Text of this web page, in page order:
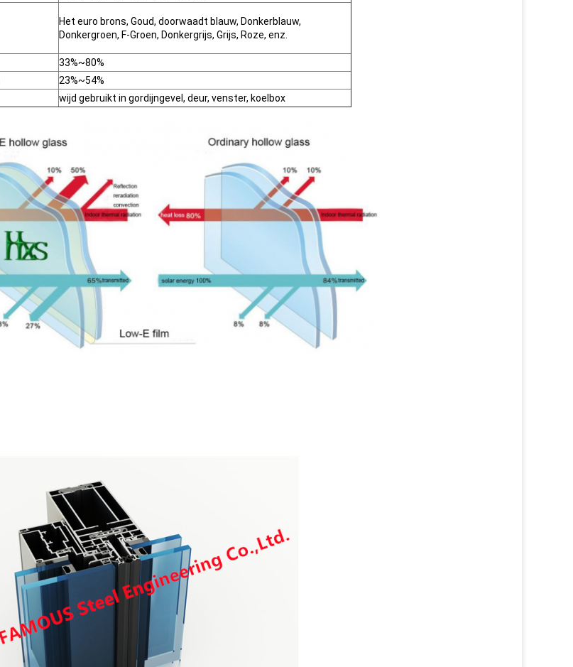
Het euro brons, Goud, doorwaadt blauw, Donkerblauw,
Donkergroen, F-Groen, Donkergrijs, Grijs, Roze, enz.
33%~80%
23%~54%
wijd gebruikt in gordijngevel, deur, venster, koelbox